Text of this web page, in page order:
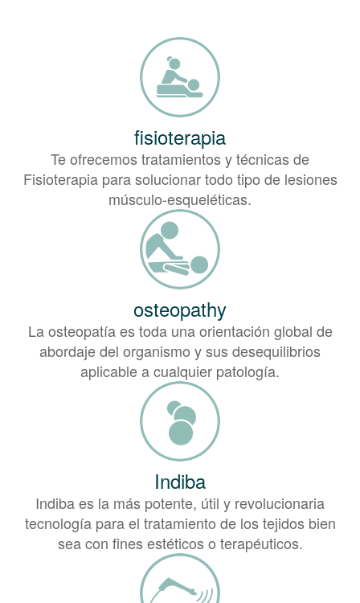
fisioterapia
Te ofrecemos tratamientos y técnicas de
Fisioterapia para solucionar todo tipo de lesiones
músculo-esqueléticas.
osteopathy
La osteopatía es toda una orientación global de
abordaje del organismo y sus desequilibrios
aplicable a cualquier patología.
Indiba
Indiba es la más potente, útil y revolucionaria
tecnología para el tratamiento de los tejidos bien
sea con fines estéticos o terapéuticos.